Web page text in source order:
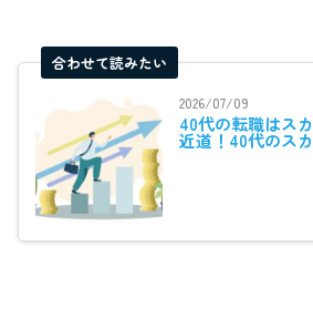
合わせて読みたい
2026/07/09
40代の転職はス
近道！40代のス